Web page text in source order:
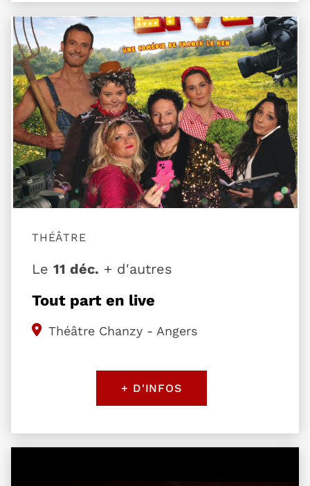
Tout part en live
THÉÂTRE
Le 11 déc. + d'autres
Théâtre Chanzy - Angers
+ D'INFOS
Plus d'information sur l'évènement Tout part en